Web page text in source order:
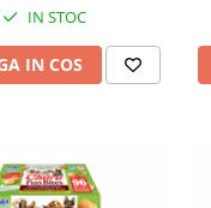
IN STOC
IN COS